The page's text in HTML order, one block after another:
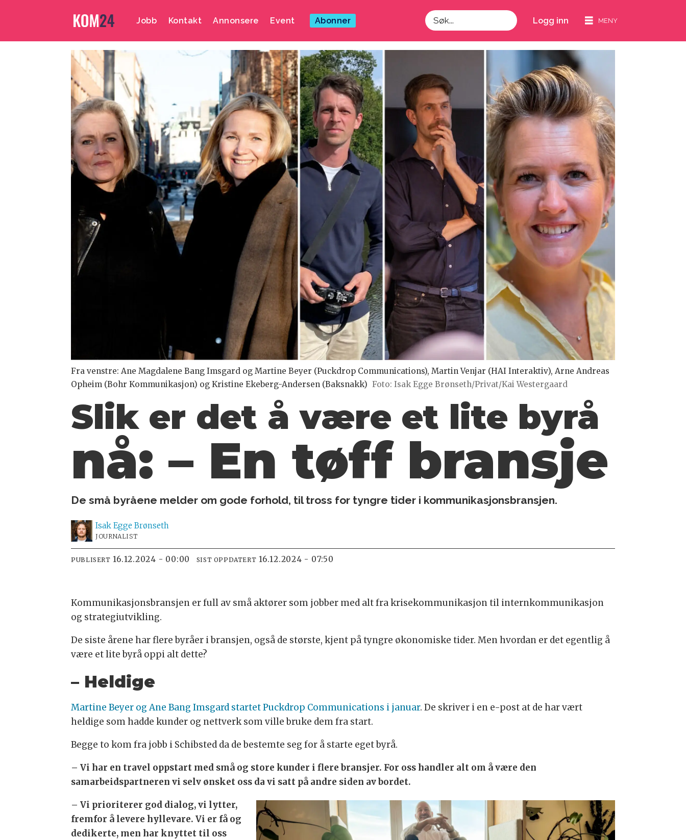
Jobb Kontakt Annonsere Event Abonner
Søk
Logg inn
Fra venstre: Ane Magdalene Bang Imsgard og Martine Beyer (Puckdrop Communications), Martin Venjar (HAI Interaktiv), Arne Andreas
Opheim (Bohr Kommunikasjon) og Kristine Ekeberg-Andersen (Baksnakk) Foto: Isak Egge Brønseth/Privat/Kai Westergaard
Slik er det å være et lite byrå
nå: – En tøff bransje
De små byråene melder om gode forhold, til tross for tyngre tider i kommunikasjonsbransjen.
Isak Egge Brønseth
JOURNALIST
PUBLISERT 16.12.2024 - 00:00 SIST OPPDATERT 16.12.2024 - 07:50
Kommunikasjonsbransjen er full av små aktører som jobber med alt fra krisekommunikasjon til internkommunikasjon
og strategiutvikling.
De siste årene har flere byråer i bransjen, også de største, kjent på tyngre økonomiske tider. Men hvordan er det egentlig å
være et lite byrå oppi alt dette?
– Heldige
Martine Beyer og Ane Bang Imsgard startet Puckdrop Communications i januar. De skriver i en e-post at de har vært
heldige som hadde kunder og nettverk som ville bruke dem fra start.
Begge to kom fra jobb i Schibsted da de bestemte seg for å starte eget byrå.
– Vi har en travel oppstart med små og store kunder i flere bransjer. For oss handler alt om å være den
samarbeidspartneren vi selv ønsket oss da vi satt på andre siden av bordet.
– Vi prioriterer god dialog, vi lytter,
fremfor å levere hyllevare. Vi er få og
dedikerte, men har knyttet til oss